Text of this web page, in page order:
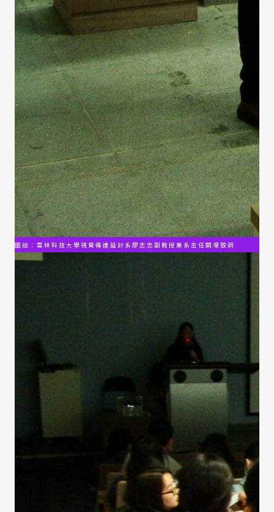
圖說：雲林科技大學視覺傳達設計系廖志忠副教授兼系主任開場致詞